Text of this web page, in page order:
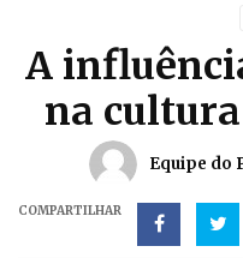
A
na
Equipe do
COMPARTILHAR